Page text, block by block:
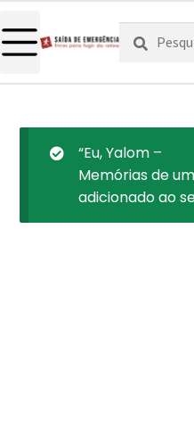
Pesquisar
por:
Pesquisa
“Eu, Yalom –
Memórias de
adicionado ao